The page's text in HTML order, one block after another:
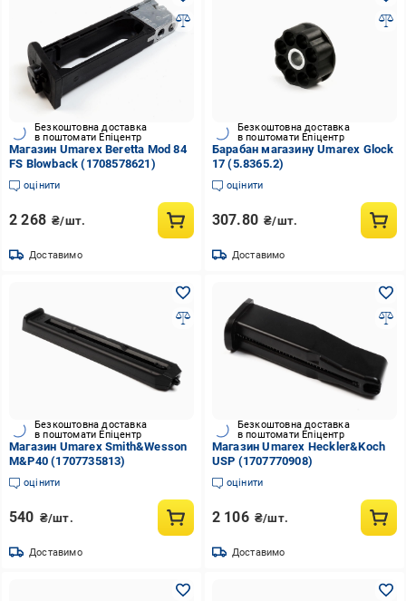
Безкоштовна доставка
в поштомати Епіцентр
Магазин Umarex Beretta Mod 84
FS Blowback (1708578621)
оцінити
2 268 ₴/шт.
Доставимо
Безкоштовна доставка
в поштомати Епіцентр
Барабан магазину Umarex Glock
17 (5.8365.2)
оцінити
307.80 ₴/шт.
Доставимо
Безкоштовна доставка
в поштомати Епіцентр
Магазин Umarex Smith&Wesson
M&P40 (1707735813)
оцінити
540 ₴/шт.
Доставимо
Безкоштовна доставка
в поштомати Епіцентр
Магазин Umarex Heckler&Koch
USP (1707770908)
оцінити
2 106 ₴/шт.
Доставимо